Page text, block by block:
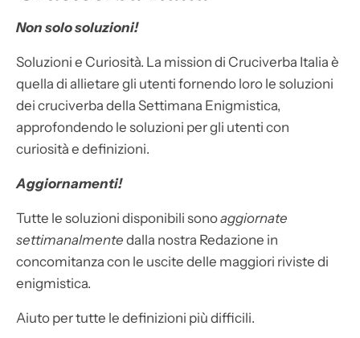
Non solo soluzioni!
Soluzioni e Curiosità. La mission di Cruciverba Italia è
quella di allietare gli utenti fornendo loro le soluzioni
dei cruciverba della Settimana Enigmistica,
approfondendo le soluzioni per gli utenti con
curiosità e definizioni.
Aggiornamenti!
Tutte le soluzioni disponibili sonoaggiornate
settimanalmente dalla nostra Redazione in
concomitanza con le uscite delle maggiori riviste di
enigmistica.
Aiuto per tutte le definizioni più difficili.